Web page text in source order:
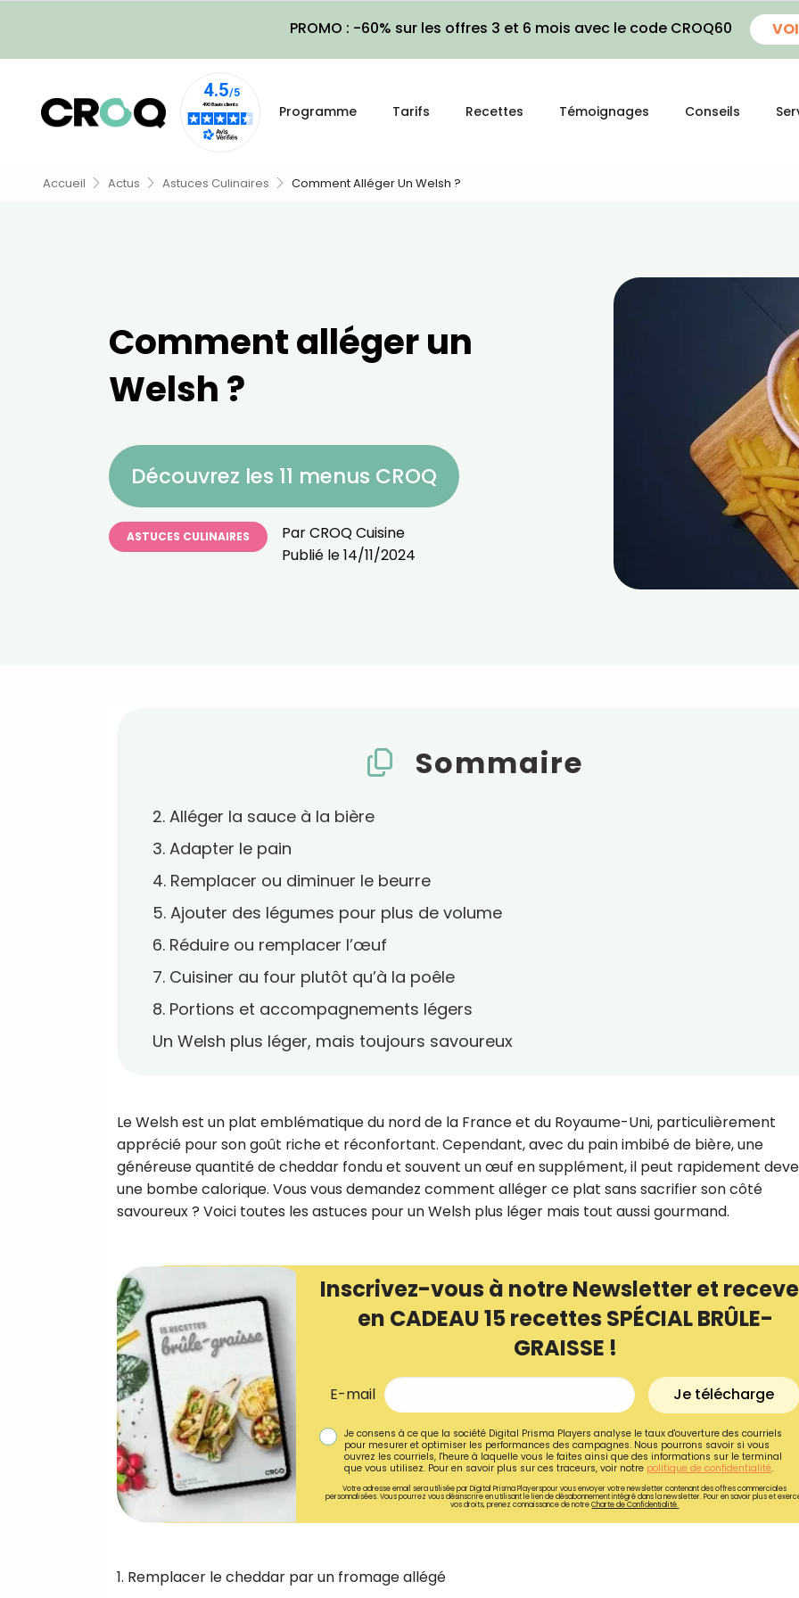
PROMO : -60% sur les offres 3 et 6 mois avec le code CROQ60
Programme Tarifs Recettes Témoignages Conseils
Accueil Actus Astuces Culinaires Comment Alléger Un Welsh ?
Comment alléger un
Welsh ?
Découvrez les 11 menus CROQ
ASTUCES CULINAIRES ParCROQ Cuisine
Publié le14/11/2024
Sommaire
2. Alléger la sauce à la bière
3. Adapter le pain
4. Remplacer ou diminuer le beurre
5. Ajouter des légumes pour plus de volume
6. Réduire ou remplacer l’œuf
7. Cuisiner au four plutôt qu’à la poêle
8. Portions et accompagnements légers
Un Welsh plus léger, mais toujours savoureux
Le Welsh est un plat emblématique du nord de la France et du Royaume-Uni, particulièrement
apprécié pour son goût riche et réconfortant. Cependant, avec du pain imbibé de bière, une
généreuse quantité de cheddar fondu et souvent un œuf en supplément, il peut rapidement
une bombe calorique. Vous vous demandez comment alléger ce plat sans sacrifier son côté
savoureux ? Voici toutes les astuces pour un Welsh plus léger mais tout aussi gourmand.
Inscrivez-vous à notre Newsletter et
en CADEAU 15 recettes SPÉCIAL BRÛLE-
GRAISSE !
E-mail Je télécharge
Je consens à ce que la société Digital Prisma Players analyse le taux d'ouverture des courriels
pour mesurer et optimiser les performances des campagnes. Nous pourrons savoir si vous
ouvrez les courriels, l'heure à laquelle vous le faites ainsi que des informations sur le terminal
que vous utilisez. Pour en savoir plus sur ces traceurs, voir notre politique de confidentialité.
Votre adresse email sera utilisée par Digital Prisma Playerspour vous envoyer votre newsletter contenant des offres commerciales
personnalisées. Vous pourrez vous désinscrire en utilisant le lien de désabonnement intégré dans la newsletter. Pour en savoir plus et
vos droits, prenez connaissance de notreCharte de Confidentialité.
1. Remplacer le cheddar par un fromage allégé
Recevez
recettes inédites de